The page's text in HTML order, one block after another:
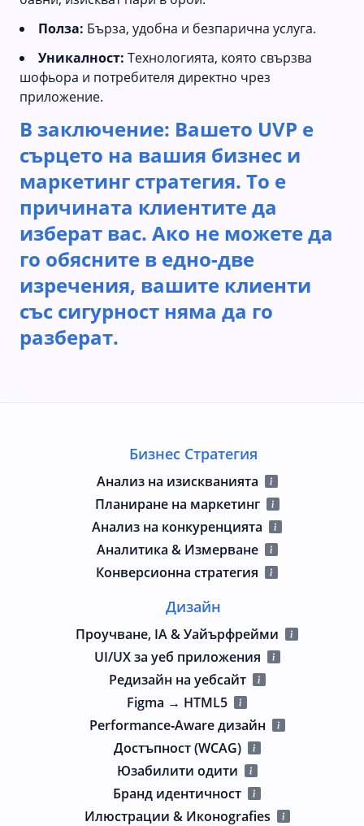
Полза: Бърза, удобна и безпарична услуга.
Уникалност: Технологията, която свързва
шофьора и потребителя директно чрез
приложение.
В заключение: Вашето UVP е
сърцето на вашия бизнес и
маркетинг стратегия. То е
причината клиентите да
изберат вас. Ако не можете да
го обясните в едно-две
изречения, вашите клиенти
със сигурност няма да го
разберат.
Бизнес Стратегия
Анализ на изискванията
Планиране на маркетинг
Анализ на конкуренцията
Аналитика & Измерване
Конверсионна стратегия
Дизайн
Проучване, IA & Уайърфрейми
UI/UX за уеб приложения
Редизайн на уебсайт
Figma → HTML5
Performance‑Aware дизайн
Достъпност (WCAG)
Юзабилити одити
Бранд идентичност
Илюстрации & Иконografies